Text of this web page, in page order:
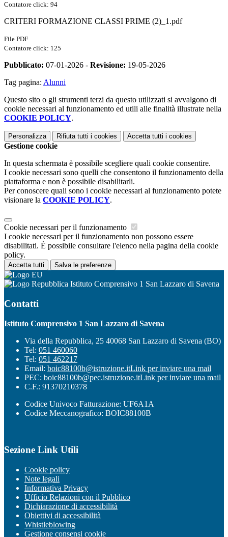
Contatore click: 94
CRITERI FORMAZIONE CLASSI PRIME (2)_1.pdf
File PDF
Contatore click: 125
Pubblicato: 07-01-2026 - Revisione: 19-05-2026
Tag pagina: Alunni
Questo sito o gli strumenti terzi da questo utilizzati si avvalgono di
cookie necessari al funzionamento ed utili alle finalità illustrate nella
COOKIE POLICY.
Personalizza Rifiuta tutti i cookies Accetta tutti i cookies
Gestione cookie
In questa schermata è possibile scegliere quali cookie consentire.
I cookie necessari sono quelli che consentono il funzionamento della
piattaforma e non è possibile disabilitarli.
Per conoscere quali sono i cookie necessari al funzionamento potete
visionare la COOKIE POLICY.
Cookie necessari per il funzionamento
I cookie necessari per il funzionamento non possono essere
disabilitati. È possibile consultare l'elenco nella pagina della cookie
policy.
Accetta tutti Salva le preferenze
Istituto Comprensivo 1 San Lazzaro di Savena
Contatti
Istituto Comprensivo 1 San Lazzaro di Savena
Via della Repubblica, 25 40068 San Lazzaro di Savena (BO)
Tel: 051 460060
Tel: 051 462217
Email: boic88100b@istruzione.itLink per inviare una mail
PEC: boic88100b@pec.istruzione.itLink per inviare una mail
C.F.: 91370210378
Codice Univoco Fatturazione: UF6A1A
Codice Meccanografico: BOIC88100B
Sezione Link Utili
Cookie policy
Note legali
Informativa Privacy
Ufficio Relazioni con il Pubblico
Dichiarazione di accessibilità
Obiettivi di accessibilità
Whistleblowing
Gestione consensi cookie